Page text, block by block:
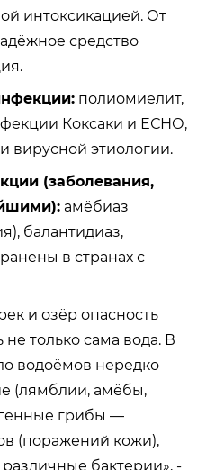
интоксикацией. От
средство
полиомиелит,
Коксаки и ЕСНО,
этиологии.
(заболевания,
амёбиаз
балантидиаз,
в странах с
и озёр опасность
только сама вода. В
водоёмов нередко
(лямблии, амёбы,
грибы —
(поражений кожи),
бактерии», -